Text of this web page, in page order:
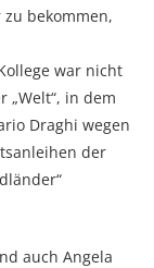
bekommen,
war nicht
in dem
Draghi wegen
der
auch Angela